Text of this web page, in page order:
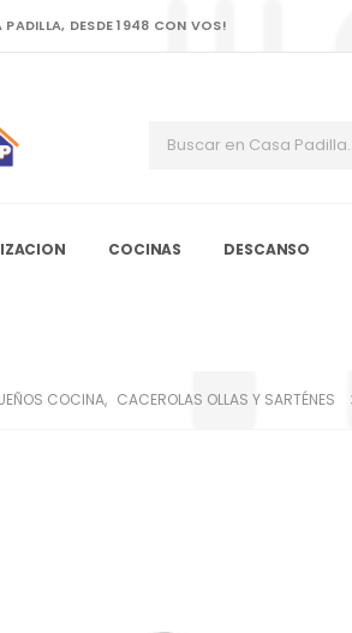
PADILLA, DESDE 1948 CON VOS!
COCINAS DESCANSO
COCINA, CACEROLAS OLLAS Y SARTÉNES